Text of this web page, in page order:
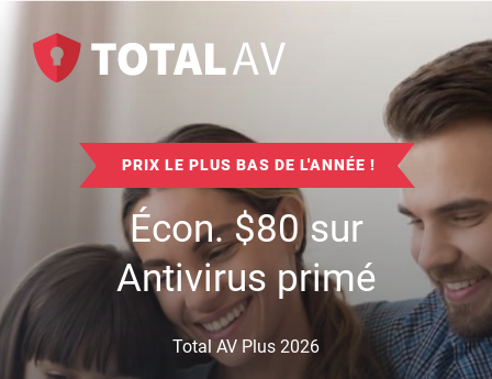
PRIX LE PLUS BAS DE L'ANNÉE !
Écon.$80sur
Antivirus primé
Total AV Plus 2026